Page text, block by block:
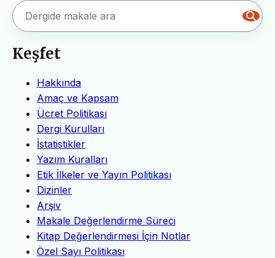
Keşfet
Hakkında
Amaç ve Kapsam
Ücret Politikası
Dergi Kurulları
İstatistikler
Yazım Kuralları
Etik İlkeler ve Yayın Politikası
Dizinler
Arşiv
Makale Değerlendirme Süreci
Kitap Değerlendirmesi İçin Notlar
Özel Sayı Politikası